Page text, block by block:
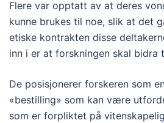
Flere var opptatt av at deres
kunne brukes til noe, slik at det
etiske kontrakten disse
inn i er at forskningen skal bidra
De posisjonerer forskeren som
«bestilling» som kan være
som er forpliktet på